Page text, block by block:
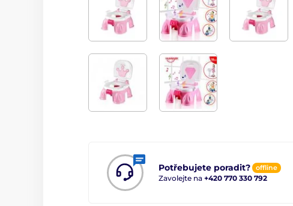
Potřebujete poradit? offline
Zavolejte na +420 770 330 792